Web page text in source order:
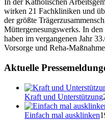
In der Katholischen
wirken 21 Fachkliniken und
der größte
Müttergenesungswerks. In
haben im vergangenen Jahr
Vorsorge und Reha-
Aktuelle
Kraft und Unterstützung
Einfach mal ausklinken